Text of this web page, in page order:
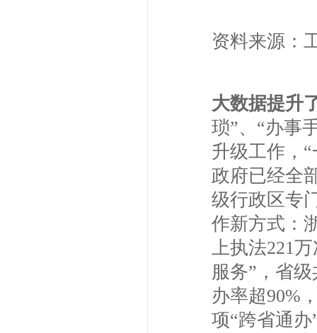
资料来源：
大数据提升
琐”、“办事
升级工作，
政府已经全
级行政区专
作新方式：
上执法221
服务”，省
办率超90%
项“跨省通